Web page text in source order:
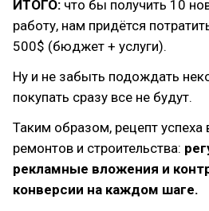
ИТОГО: что бы получить 10
работу, нам придётся
500$ (бюджет + услуги).
Ну и не забыть подождать
покупать сразу все не будут.
Таким образом, рецепт успеха
ремонтов и строительства:
рекламные вложения и
конверсии на каждом шаге.